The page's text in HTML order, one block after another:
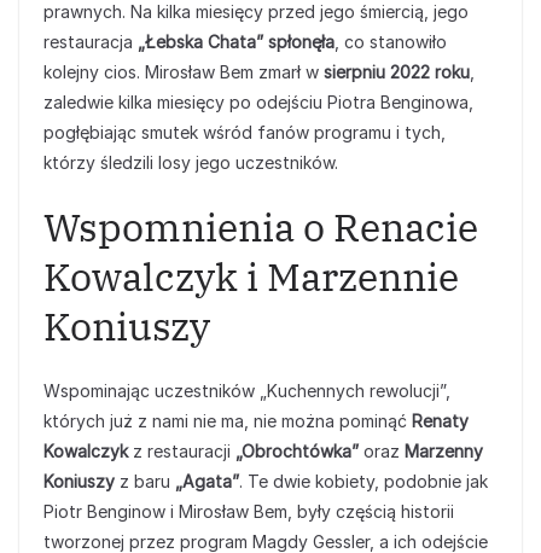
prawnych. Na kilka miesięcy przed jego śmiercią, jego
restauracja „Łebska Chata” spłonęła , co stanowiło
kolejny cios. Mirosław Bem zmarł w sierpniu 2022 roku
zaledwie kilka miesięcy po odejściu Piotra Benginowa,
pogłębiając smutek wśród fanów programu i tych,
którzy śledzili losy jego uczestników.
Wspomnienia o Renacie
Kowalczyk i Marzennie
Koniuszy
Wspominając uczestników „Kuchennych rewolucji”,
których już z nami nie ma, nie można pominąć Renaty
Kowalczykz restauracji „Obrochtówka” oraz Marzenny
Koniuszy z baru „Agata”. Te dwie kobiety, podobnie jak
Piotr Benginow i Mirosław Bem, były częścią historii
tworzonej przez program Magdy Gessler, a ich odejście